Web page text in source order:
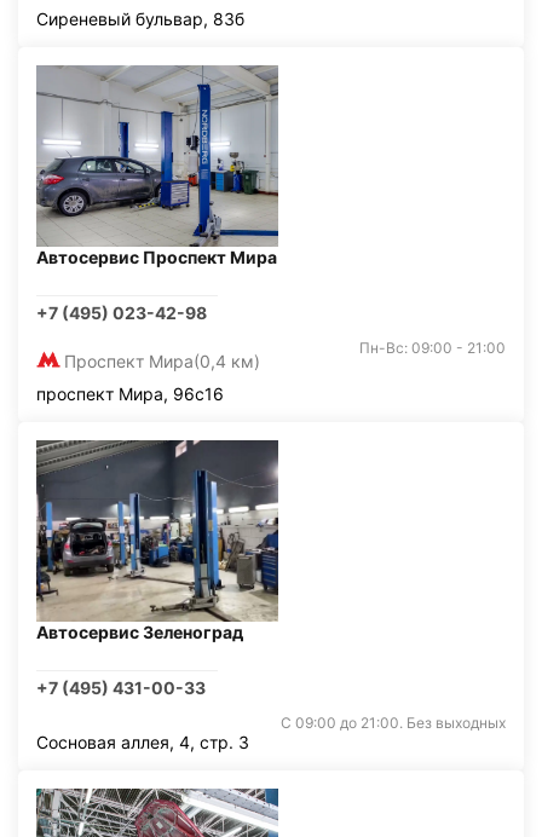
Сиреневый бульвар, 83б
Автосервис Проспект Мира
+7 (495) 023-42-98
Проспект Мира(0,4 км)
Пн-Вс: 09:00 - 21:00
проспект Мира, 96с16
Автосервис Зеленоград
+7 (495) 431-00-33
С 09:00 до 21:00. Без выходных
Сосновая аллея, 4, стр. 3